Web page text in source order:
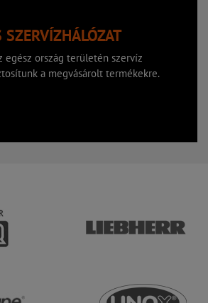
SZERVÍZHÁLÓZAT
egész ország területén szervíz
a megvásárolt termékekre.